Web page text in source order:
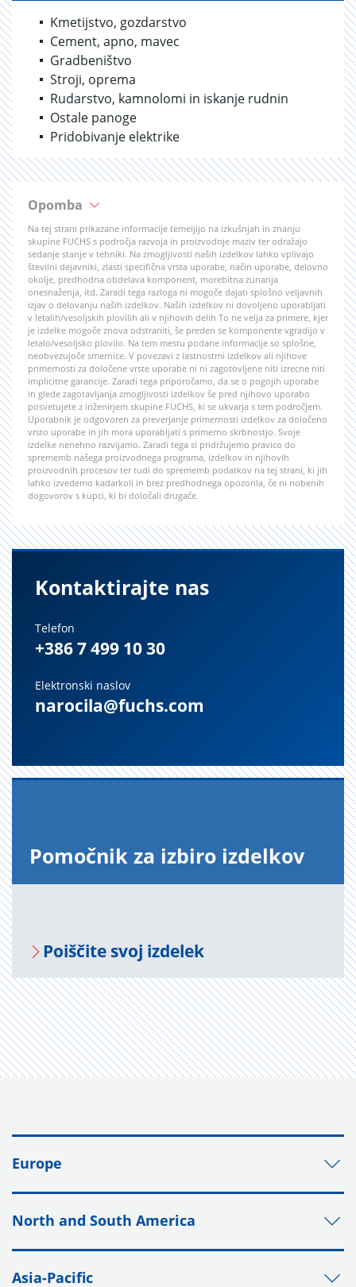
Kmetijstvo, gozdarstvo
Cement, apno, mavec
Gradbeništvo
Stroji, oprema
Rudarstvo, kamnolomi in iskanje rudnin
Ostale panoge
Pridobivanje elektrike
Opomba
Na tej strani prikazane informacije temeljijo na izkušnjah in znanju
skupine FUCHS s področja razvoja in proizvodnje maziv ter odražajo
sedanje stanje v tehniki. Na zmogljivosti naših izdelkov lahko vplivajo
številni dejavniki, zlasti specifična vrsta uporabe, način uporabe, delovno
okolje, predhodna obdelava komponent, morebitna zunanja
onesnaženja, itd. Zaradi tega razloga ni mogoče dajati splošno veljavnih
izjav o delovanju naših izdelkov. Naših izdelkov ni dovoljeno uporabljati
v letalih/vesoljskih plovilih ali v njihovih delih To ne velja za primere, kjer
je izdelke mogoče znova odstraniti, še preden se komponente vgradijo v
letalo/vesoljsko plovilo. Na tem mestu podane informacije so splošne,
neobvezujoče smernice. V povezavi z lastnostmi izdelkov ali njihove
primernosti za določene vrste uporabe ni ni zagotovljene niti izrecne niti
implicitne garancije. Zaradi tega priporočamo, da se o pogojih uporabe
in glede zagotavljanja zmogljivosti izdelkov še pred njihovo uporabo
posvetujete z inženirjem skupine FUCHS, ki se ukvarja s tem področjem.
Uporabnik je odgovoren za preverjanje primernosti izdelkov za določeno
vrsto uporabe in jih mora uporabljati s primerno skrbnostjo. Svoje
izdelke nenehno razvijamo. Zaradi tega si pridržujemo pravico do
sprememb našega proizvodnega programa, izdelkov in njihovih
proizvodnih procesov ter tudi do sprememb podatkov na tej strani, ki jih
lahko izvedemo kadarkoli in brez predhodnega opozorila, če ni nobenih
dogovorov s kupci, ki bi določali drugače.
Kontaktirajte nas
Telefon
+386 7 499 10 30
Elektronski naslov
narocila@fuchs.com
Po­moč­nik za iz­bi­ro iz­del­kov
Po­i­šči­te svoj iz­de­lek
Europe
North and South America
Asia-Pacific